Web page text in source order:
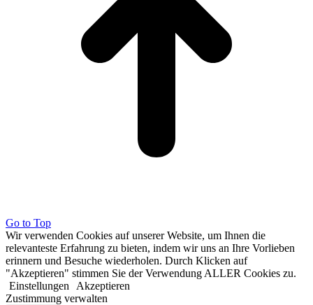
Go to Top
Wir verwenden Cookies auf unserer Website, um Ihnen die
relevanteste Erfahrung zu bieten, indem wir uns an Ihre Vorlieben
erinnern und Besuche wiederholen. Durch Klicken auf
"Akzeptieren" stimmen Sie der Verwendung ALLER Cookies zu.
Einstellungen
Akzeptieren
Zustimmung verwalten